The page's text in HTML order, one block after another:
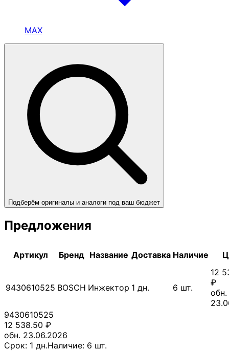
MAX
Подберём оригиналы и аналоги под ваш бюджет
Предложения
Артикул Бренд Название Доставка Наличие
9430610525 BOSCH Инжектор 1 дн. 6 шт.
12
₽
обн.
9430610525
12 538.50 ₽
обн. 23.06.2026
Срок: 1 дн.Наличие: 6 шт.